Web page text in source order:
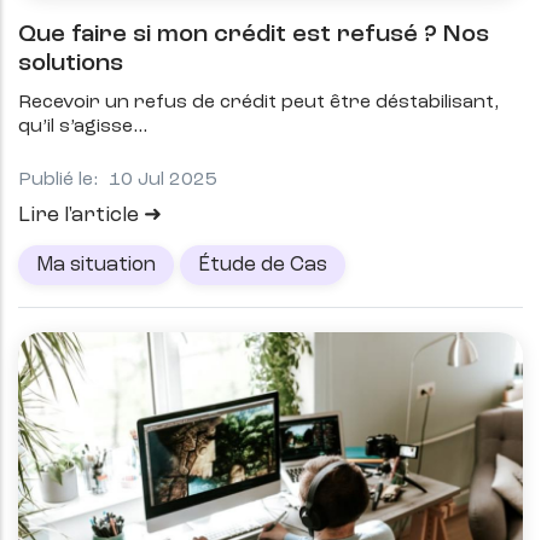
Que faire si mon crédit est refusé ? Nos
solutions
Recevoir un refus de crédit peut être déstabilisant,
qu’il s’agisse
Publié le: 10 Jul 2025
Lire l'article
Ma situation Étude de Cas